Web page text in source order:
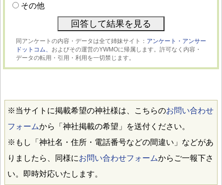
その他
同アンケートの内容・データは全て姉妹サイト： アンケート・アンサー
ドットコム、 およびその運営のYWMOに帰属します。許可なく内容・
データの転用・引用・利用を一切禁じます。
※当サイトに掲載希望の神社様は、こちらのお問い合わせ
フォームから「神社掲載の希望」を送付ください。
※もし「神社名・住所・電話番号などの間違い」などがあ
りましたら、同様にお問い合わせフォームからご一報下さ
い。即時対応いたします。